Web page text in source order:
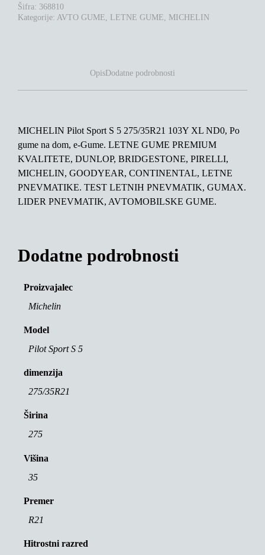
103Y
XL
Šifra: 368810
Kategorije: AVTO GUME, LETNE GUME, MICHELIN
OpisDodatne podrobnosti
MICHELIN Pilot Sport S 5 275/35R21 103Y XL ND0, Po
gume na dom, e-Gume. LETNE GUME PREMIUM
KVALITETE, DUNLOP, BRIDGESTONE, PIRELLI,
MICHELIN, GOODYEAR, CONTINENTAL, LETNE
PNEVMATIKE. TEST LETNIH PNEVMATIK, GUMAX.
LIDER PNEVMATIK, AVTOMOBILSKE GUME.
Dodatne podrobnosti
Proizvajalec
Michelin
Model
Pilot Sport S 5
dimenzija
275/35R21
Širina
275
Višina
35
Premer
R21
Hitrostni razred